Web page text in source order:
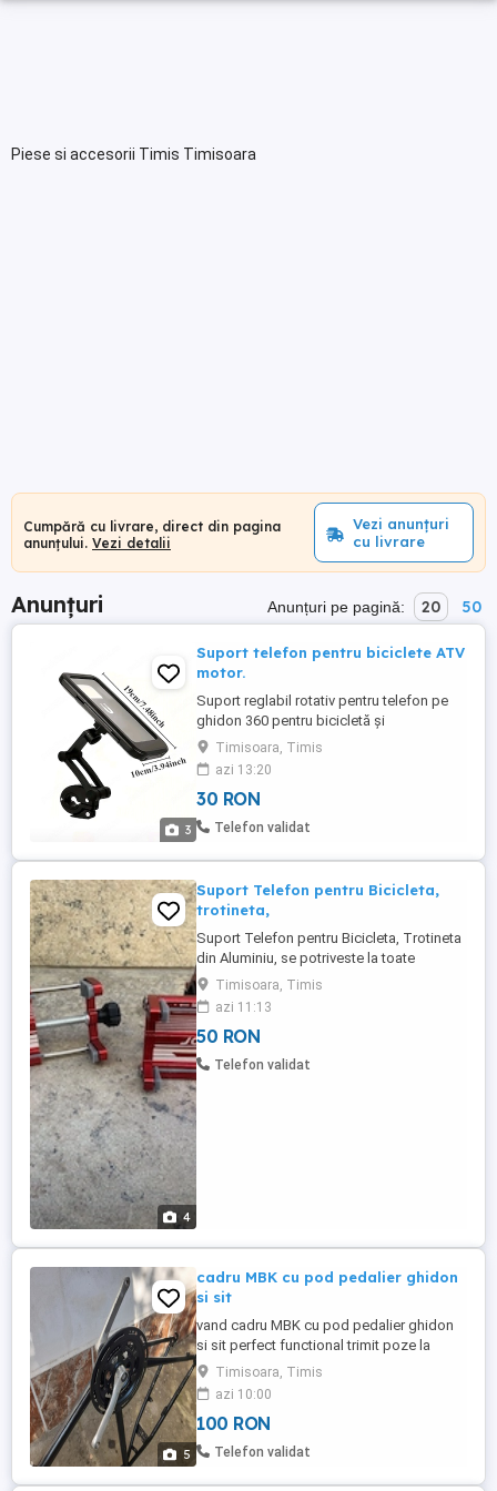
Piese si accesorii Timis Timisoara
Cumpără cu livrare, direct din pagina
anunțului. Vezi detalii
Vezi anunțuri
cu livrare
Anunțuri Anunțuri pe pagină: 20 50
3
Suport telefon pentru biciclete ATV
motor.
Suport reglabil rotativ pentru telefon pe
ghidon 360 pentru bicicletă și
motocicletă, suport de navigație stabil cu
absorbție a șocurilor pentru deplasări în
aer liber, rotativ, impermeabil și rezistent la
praf, montat pe ghidon, potrivit pentru
bicicletă și motocicletă, instalare rapidă și
Timisoara, Timis
azi 13:20
30 RON
Telefon validat
4
Suport Telefon pentru Bicicleta,
trotineta,
Suport Telefon pentru Bicicleta, Trotineta
din Aluminiu, se potriveste la toate
telefoanele pret 50 lei predare in
Timisoara,zona Dambovita str Dreptatea
nr 61.
Timisoara, Timis
azi 11:13
50 RON
Telefon validat
5
cadru MBK cu pod pedalier ghidon
si sit
vand cadru MBK cu pod pedalier ghidon
si sit perfect functional trimit poze la
cerereTimisoara, Timis
azi 10:00
100 RON
Telefon validat